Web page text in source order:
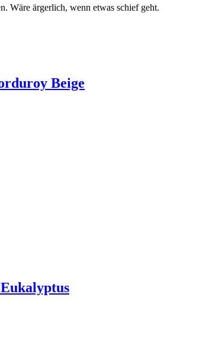
Wäre ärgerlich, wenn etwas schief geht.
Beige